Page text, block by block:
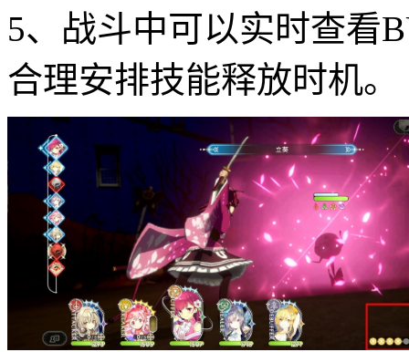
5、战斗中可以实时查看
合理安排技能释放时机。